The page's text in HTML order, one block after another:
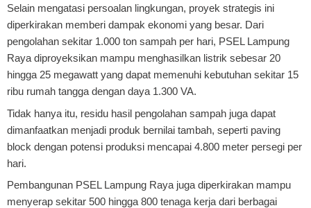
Selain mengatasi persoalan lingkungan, proyek strategis ini
diperkirakan memberi dampak ekonomi yang besar. Dari
pengolahan sekitar 1.000 ton sampah per hari, PSEL Lampung
Raya diproyeksikan mampu menghasilkan listrik sebesar 20
hingga 25 megawatt yang dapat memenuhi kebutuhan sekitar 15
ribu rumah tangga dengan daya 1.300 VA.
Tidak hanya itu, residu hasil pengolahan sampah juga dapat
dimanfaatkan menjadi produk bernilai tambah, seperti paving
block dengan potensi produksi mencapai 4.800 meter persegi per
hari.
Pembangunan PSEL Lampung Raya juga diperkirakan mampu
menyerap sekitar 500 hingga 800 tenaga kerja dari berbagai